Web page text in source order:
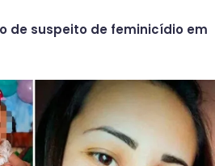
de suspeito de feminicídio em